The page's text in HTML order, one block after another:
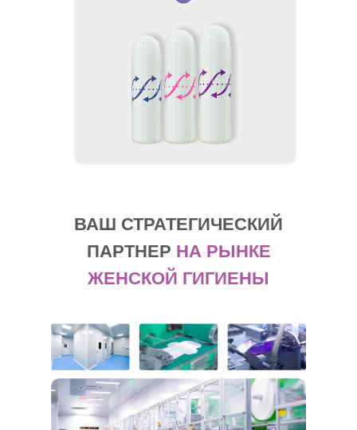
ВАШ СТРАТЕГИЧЕСКИЙ
ПАРТНЕР НА РЫНКЕ
ЖЕНСКОЙ ГИГИЕНЫ